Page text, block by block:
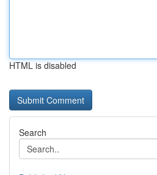
HTML is disabled
Search